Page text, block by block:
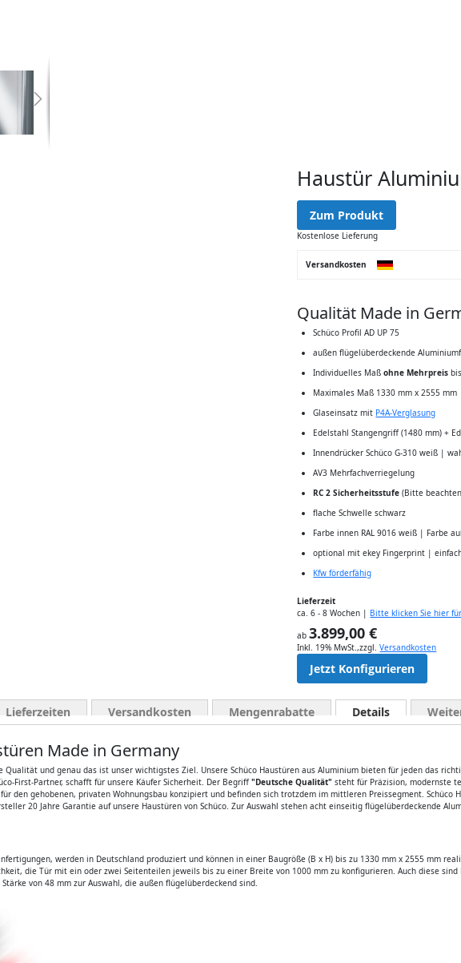
Haustür
Zum Produkt
Kostenlose Lieferung
Versandkosten
Qualität Made in
Schüco Profil AD UP 75
außen flügelüberdeckende
Individuelles Maßohne Mehrpreis
Maximales Maß 1330 mm x 2555 mm
Glaseinsatz mit P4A-Verglasung
Edelstahl Stangengriff (1480 mm) +
Innendrücker Schüco G-310 weiß |
AV3 Mehrfachverriegelung
RC 2 Sicherheitsstufe (Bitte
flache Schwelle schwarz
Farbe innen RAL 9016 weiß | Farbe
optional mit ekey Fingerprint |
Kfw förderfähig
Lieferzeit
ca. 6 - 8 Wochen | Bitte klicken Sie hier
ab 3.899,00 €
Inkl. 19% MwSt.,zzgl.Versandkosten
Jetzt Konfigurieren
Lieferzeiten Versandkosten Mengenrabatte Details
Made in Germany
und genau das ist unser wichtigstes Ziel. Unsere Schüco Haustüren aus Aluminium bieten für jeden das
First-Partner, schafft für unsere Käufer Sicherheit. Der Begriff"Deutsche Qualität" steht für Präzision, modernste
den gehobenen, privaten Wohnungsbau konzipiert und befinden sich trotzdem im mittleren Preissegment. Schüco
20 Jahre Garantie auf unsere Haustüren von Schüco. Zur Auswahl stehen acht einseitig flügelüberdeckende
werden in Deutschland produziert und können in einer Baugröße (B x H) bis zu 1330 mm x 2555 mm
die Tür mit ein oder zwei Seitenteilen jeweils bis zu einer Breite von 1000 mm zu konfigurieren. Auch diese
von 48 mm zur Auswahl, die außen flügelüberdeckend sind.